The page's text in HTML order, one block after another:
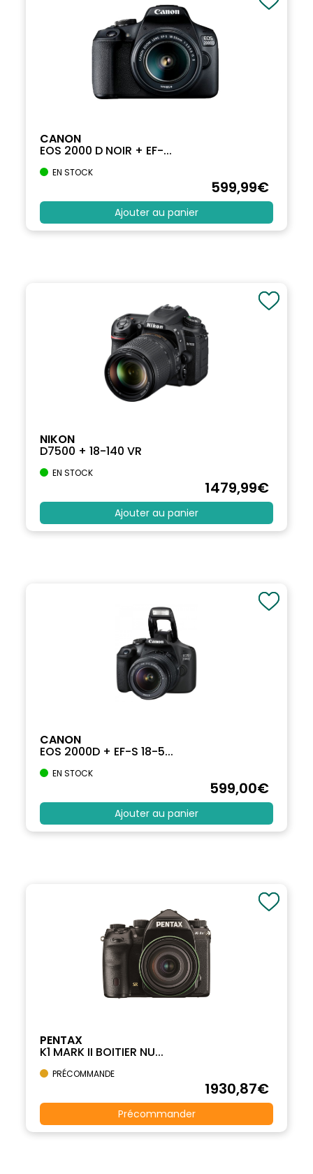
CANON
EOS 2000 D NOIR + EF-...
EN STOCK
599,99€
Ajouter au panier
NIKON
D7500 + 18-140 VR
EN STOCK
1479,99€
Ajouter au panier
CANON
EOS 2000D + EF-S 18-5...
EN STOCK
599,00€
Ajouter au panier
PENTAX
K1 MARK II BOITIER NU...
PRÉCOMMANDE
1930,87€
Précommander